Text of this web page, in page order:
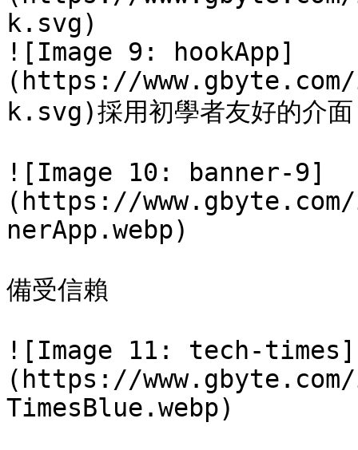
k.svg)
![Image 9: hookApp]
(https://www.gbyte.com/
k.svg)採用初學者友好的介面
![Image 10: banner-9]
(https://www.gbyte.com/
nerApp.webp)
備受信賴
![Image 11: tech-times]
(https://
TimesBlue.webp)